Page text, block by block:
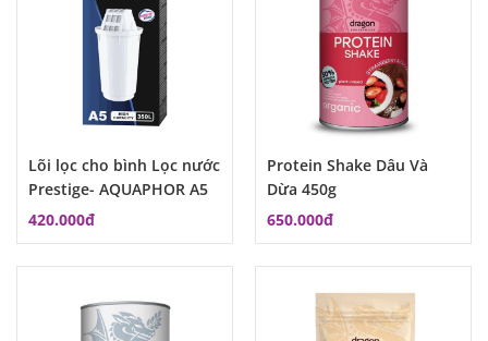
Lõi lọc cho bình Lọc nước
Prestige- AQUAPHOR A5
420.000đ
Protein Shake Dâu Và
Dừa 450g
650.000đ